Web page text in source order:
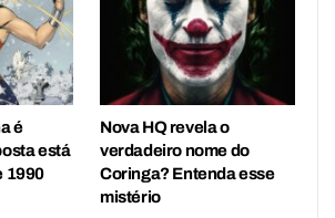
é
está
1990
Nova HQ revela o
verdadeiro nome do
Coringa? Entenda esse
mistério